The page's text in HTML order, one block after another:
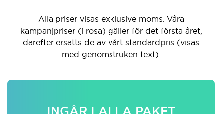
Alla priser visas exklusive moms. Våra
kampanjpriser (i rosa) gäller för det första året,
därefter ersätts de av vårt standardpris (visas
med genomstruken text).
INGÅR I ALLA PAKET